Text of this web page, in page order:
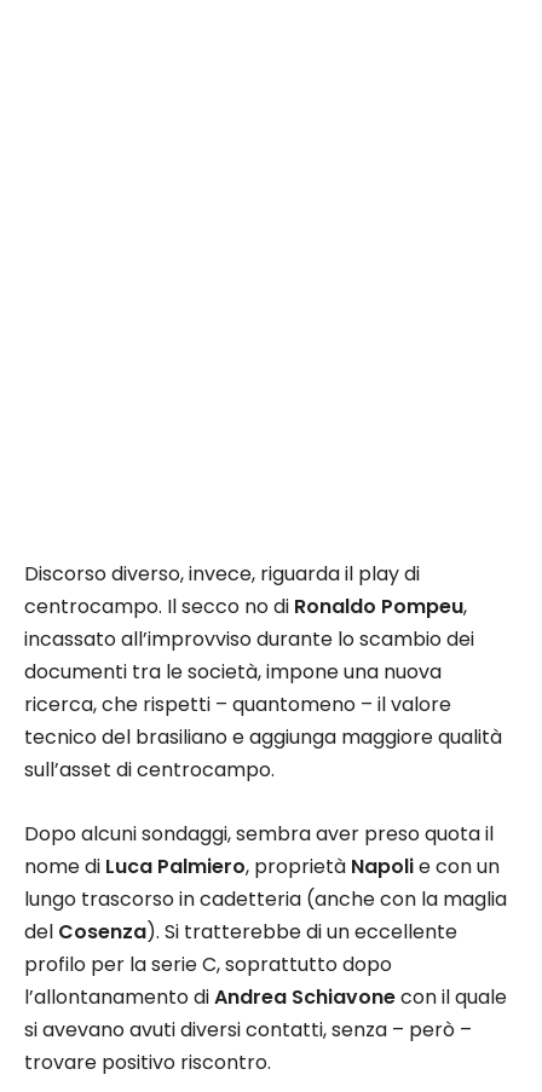
Discorso diverso, invece, riguarda il play di
centrocampo. Il secco no di Ronaldo Pompeu,
incassato all’improvviso durante lo scambio dei
documenti tra le società, impone una nuova
ricerca, che rispetti – quantomeno – il valore
tecnico del brasiliano e aggiunga maggiore qualità
sull’asset di centrocampo.
Dopo alcuni sondaggi, sembra aver preso quota il
nome di Luca Palmiero, proprietà Napolie con un
lungo trascorso in cadetteria (anche con la maglia
del Cosenza). Si tratterebbe di un eccellente
profilo per la serie C, soprattutto dopo
l’allontanamento diAndrea Schiavonecon il quale
si avevano avuti diversi contatti, senza – però –
trovare positivo riscontro.